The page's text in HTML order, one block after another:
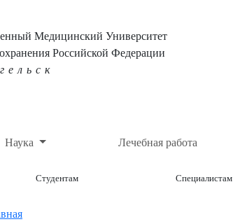
Медицинский Университет
Российской Федерации
Наука Лечебная работа
Студентам Специалистам